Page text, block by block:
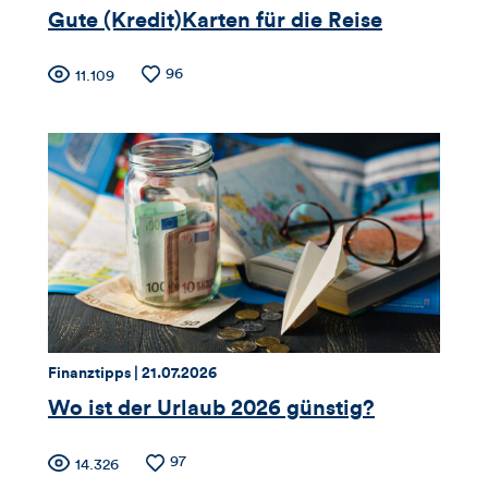
Artikels
Gute (Kredit)Karten für die Reise
Zähler
für
Views,
Likes
und
Kommentare
dieses
Artikels
Anzahl11.109
Anzahl
96
Thema:
Finanztipps | Datum:
21.07.2026
Wo ist der Urlaub 2026 günstig?
Zähler
Anzahl14.326
Anzahl
97